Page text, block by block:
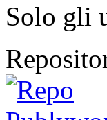
Solo gli